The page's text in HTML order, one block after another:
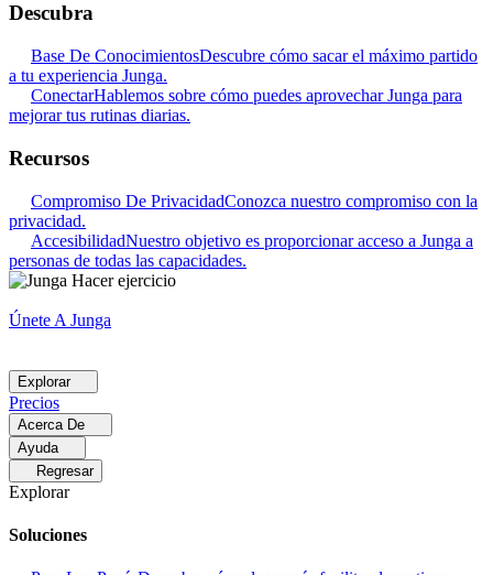
Descubra
Base De ConocimientosDescubre cómo sacar el máximo partido
a tu experiencia Junga.
ConectarHablemos sobre cómo puedes aprovechar Junga para
mejorar tus rutinas diarias.
Recursos
Compromiso De PrivacidadConozca nuestro compromiso con la
privacidad.
AccesibilidadNuestro objetivo es proporcionar acceso a Junga a
personas de todas las capacidades.
Únete A Junga
Explorar
Precios
Acerca De
Ayuda
Regresar
Explorar
Soluciones